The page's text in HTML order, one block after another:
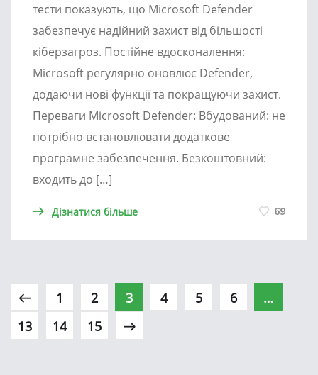
тести показують, що Microsoft Defender
забезпечує надійний захист від більшості
кіберзагроз. Постійне вдосконалення:
Microsoft регулярно оновлює Defender,
додаючи нові функції та покращуючи захист.
Переваги Microsoft Defender: Вбудований: не
потрібно встановлювати додаткове
програмне забезпечення. Безкоштовний:
входить до […]
Дізнатися більше 69
1 2 3 4 5 6
…
13
14 15